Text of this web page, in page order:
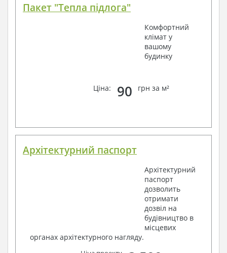
Пакет "Тепла підлога"
Комфортний
клімат у
вашому
будинку
Ціна: 90 грн за м²
Архітектурний паспорт
Архітектурний
паспорт
дозволить
отримати
дозвіл на
будівництво в
місцевих
органах архітектурного нагляду.